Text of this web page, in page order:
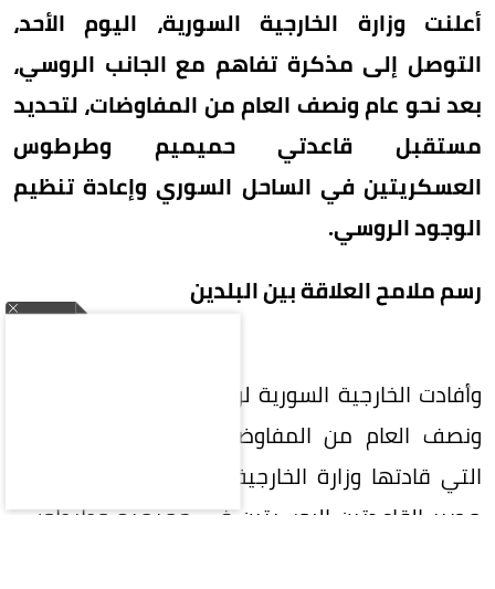
أعلنت وزارة الخارجية السورية، اليوم الأحد،
التوصل إلى مذكرة تفاهم مع الجانب الروسي،
بعد نحو عام ونصف العام من المفاوضات، لتحديد
مستقبل قاعدتي حميميم وطرطوس
العسكريتين في الساحل السوري وإعادة تنظيم
الوجود الروسي.
رسم ملامح العلاقة بين البلدين
وأفادت الخارجية السورية لوكالة "سانا" بأنه بعد عام
ونصف العام من المفاوضات والمحادثات المكثفة
التي قادتها وزارة الخارجية والمغتربين، حُسم أخيراً
مصير القاعدتين الروسيتين في حميميم وطرطوس،